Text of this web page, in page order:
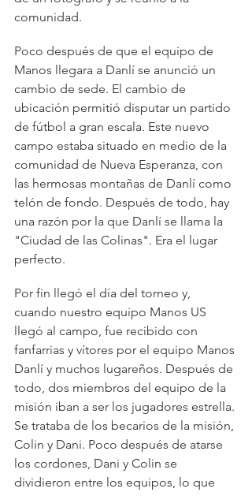
comunidad.
Poco después de que el equipo de
Manos llegara a Danlí se anunció un
cambio de sede. El cambio de
ubicación permitió disputar un partido
de fútbol a gran escala. Este nuevo
campo estaba situado en medio de la
comunidad de Nueva Esperanza, con
las hermosas montañas de Danlí como
telón de fondo. Después de todo, hay
una razón por la que Danlí se llama la
"Ciudad de las Colinas". Era el lugar
perfecto.
Por fin llegó el día del torneo y,
cuando nuestro equipo Manos US
llegó al campo, fue recibido con
fanfarrias y vítores por el equipo Manos
Danlí y muchos lugareños. Después de
todo, dos miembros del equipo de la
misión iban a ser los jugadores estrella.
Se trataba de los becarios de la misión,
Colin y Dani. Poco después de atarse
los cordones, Dani y Colin se
dividieron entre los equipos, lo que